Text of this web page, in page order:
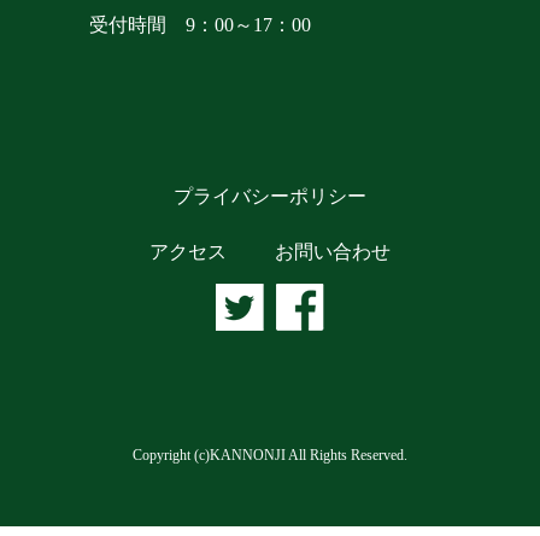
受付時間 9：00～17：00
プライバシーポリシー
アクセス お問い合わせ
Copyright (c)KANNONJI All Rights Reserved.